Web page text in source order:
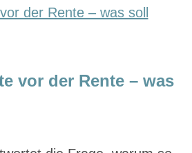
vor der Rente – was